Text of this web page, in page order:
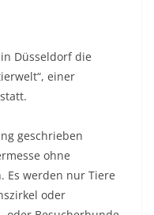
Düsseldorf die
einer
geschrieben
ohne
Es werden nur Tiere
oder